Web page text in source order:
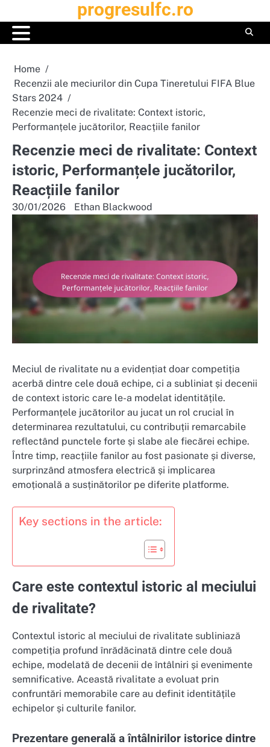
to
content
progresulfc.ro
Home
Recenzii ale meciurilor din Cupa Tineretului FIFA Blue
Stars 2024
Recenzie meci de rivalitate: Context istoric,
Performanțele jucătorilor, Reacțiile fanilor
Recenzie meci de rivalitate: Context
istoric, Performanțele jucătorilor,
Reacțiile fanilor
30/01/2026 Ethan Blackwood
Meciul de rivalitate nu a evidențiat doar competiția
acerbă dintre cele două echipe, ci a subliniat și decenii
de context istoric care le-a modelat identitățile.
Performanțele jucătorilor au jucat un rol crucial în
determinarea rezultatului, cu contribuții remarcabile
reflectând punctele forte și slabe ale fiecărei echipe.
Între timp, reacțiile fanilor au fost pasionate și diverse,
surprinzând atmosfera electrică și implicarea
emoțională a susținătorilor pe diferite platforme.
Key sections in the article:
Care este contextul istoric al meciului
de rivalitate?
Contextul istoric al meciului de rivalitate subliniază
competiția profund înrădăcinată dintre cele două
echipe, modelată de decenii de întâlniri și evenimente
semnificative. Această rivalitate a evoluat prin
confruntări memorabile care au definit identitățile
echipelor și culturile fanilor.
Prezentare generală a întâlnirilor istorice dintre